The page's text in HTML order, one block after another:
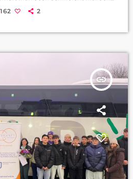
den Beruf des Erziehers
162 2
insert_link